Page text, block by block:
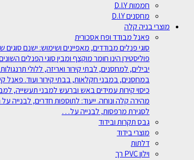
חממות D.I.Y
מחסנים D.I.Y
מוצרי בניה קלה
פאנל מבודד ופח אסכורית
פוליסטירן הינו חומר מוקצף ומבין סוגי הפנלים
במחסנים, במבני חקלאות, בבתי קירור ועוד. פאנל
כיסוי קירות עמידים באש וברעש למבני תעשייה,
מהירה קלה ונוחה. ייעוד: לתוספות חדרים, לבנייה
לסגירת מרפסות, לבנייה על…
גבס תקרות ובידוד
מוצרי בידוד
דלתות
וילון PVC רך